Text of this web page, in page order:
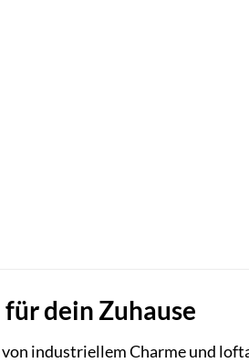
dein Zuhause
von industriellem Charme und